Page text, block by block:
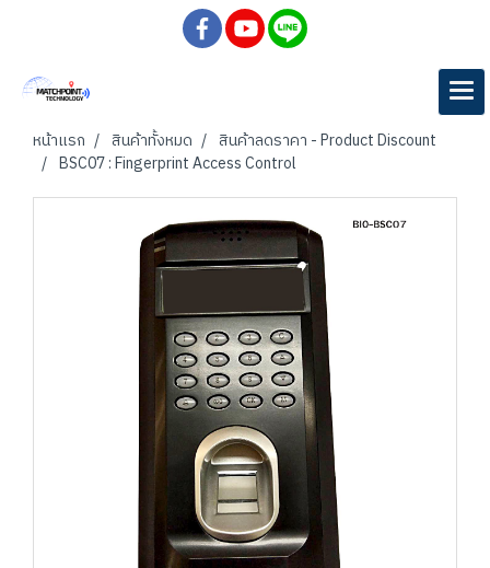
หน้าแรก สินค้าทั้งหมด
สินค้าลดราคา - Product Discount
BSC07 : Fingerprint Access Control